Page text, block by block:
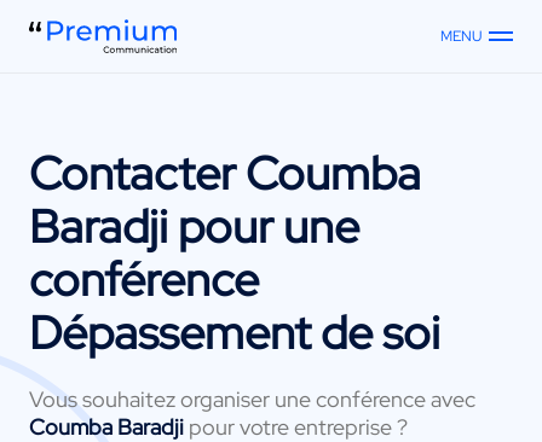
MENU
ContacterCoumba
Baradjipour une
conférence
Dépassement de soi
Vous souhaitez organiser une conférence avec
Coumba Baradji pour votre entreprise ?